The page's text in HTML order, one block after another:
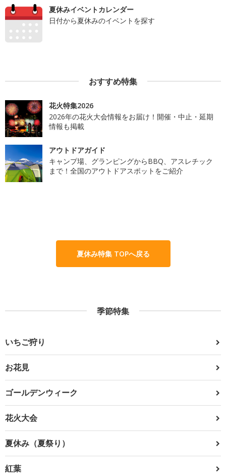
夏休みイベントカレンダー
日付から夏休みのイベントを探す
おすすめ特集
花火特集2026
2026年の花火大会情報をお届け！開催・中止・延期
情報も掲載
アウトドアガイド
キャンプ場、グランピングからBBQ、アスレチック
まで！全国のアウトドアスポットをご紹介
夏休み特集 TOPへ戻る
季節特集
いちご狩り
お花見
ゴールデンウィーク
花火大会
夏休み（夏祭り）
紅葉